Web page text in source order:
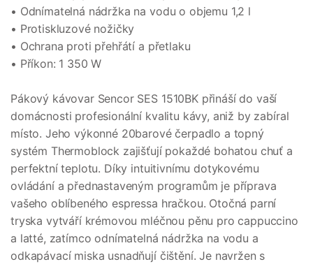
• Odnímatelná nádržka na vodu o objemu 1,2 l
• Protiskluzové nožičky
• Ochrana proti přehřátí a přetlaku
• Příkon: 1 350 W
Pákový kávovar Sencor SES 1510BK přináší do vaší
domácnosti profesionální kvalitu kávy, aniž by zabíral
místo. Jeho výkonné 20barové čerpadlo a topný
systém Thermoblock zajišťují pokaždé bohatou chuť a
perfektní teplotu. Díky intuitivnímu dotykovému
ovládání a přednastaveným programům je příprava
vašeho oblíbeného espressa hračkou. Otočná parní
tryska vytváří krémovou mléčnou pěnu pro cappuccino
a latté, zatímco odnímatelná nádržka na vodu a
odkapávací miska usnadňují čištění. Je navržen s